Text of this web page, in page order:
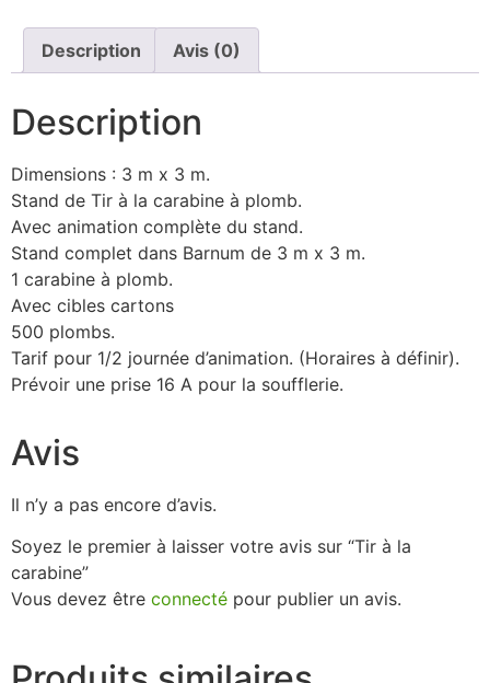
Description Avis (0)
Description
Dimensions : 3 m x 3 m.
Stand de Tir à la carabine à plomb.
Avec animation complète du stand.
Stand complet dans Barnum de 3 m x 3 m.
1 carabine à plomb.
Avec cibles cartons
500 plombs.
Tarif pour 1/2 journée d’animation. (Horaires à définir).
Prévoir une prise 16 A pour la soufflerie.
Avis
Il n’y a pas encore d’avis.
Soyez le premier à laisser votre avis sur “Tir à la
carabine”
Vous devez être connecté pour publier un avis.